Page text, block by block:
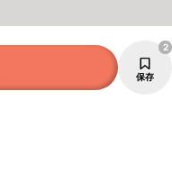
保存
2